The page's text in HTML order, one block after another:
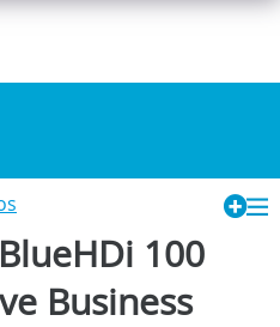
100
Business